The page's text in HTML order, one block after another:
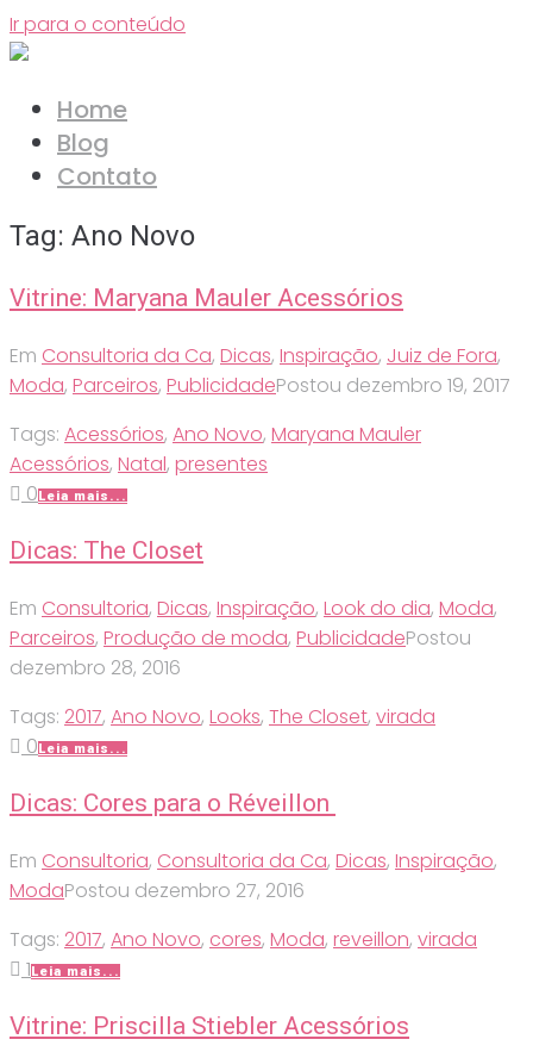
Ir para o conteúdo
Home
Blog
Contato
Tag: Ano Novo
Vitrine: Maryana Mauler Acessórios
Em Consultoria da Ca, Dicas, Inspiração, Juiz de Fora,
Moda, Parceiros, PublicidadePostou dezembro 19, 2017
Tags: Acessórios, Ano Novo, Maryana Mauler
Acessórios, Natal, presentes
0Leia mais...
Dicas: The Closet
Em Consultoria, Dicas, Inspiração, Look do dia, Moda,
Parceiros, Produção de moda, PublicidadePostou
dezembro 28, 2016
Tags: 2017, Ano Novo, Looks, The Closet, virada
0Leia mais...
Dicas: Cores para o Réveillon
Em Consultoria, Consultoria da Ca, Dicas, Inspiração,
ModaPostou dezembro 27, 2016
Tags: 2017, Ano Novo, cores, Moda, reveillon, virada
1Leia mais...
Vitrine: Priscilla Stiebler Acessórios